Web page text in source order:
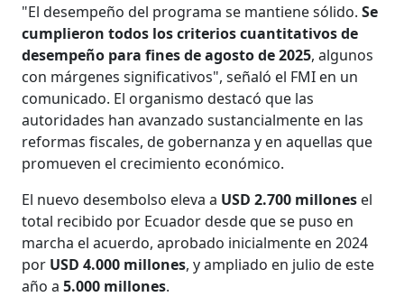
"El desempeño del programa se mantiene sólido. Se
cumplieron todos los criterios cuantitativos de
desempeño para fines de agosto de 2025, algunos
con márgenes significativos", señaló el FMI en un
comunicado. El organismo destacó que las
autoridades han avanzado sustancialmente en las
reformas fiscales, de gobernanza y en aquellas que
promueven el crecimiento económico.
El nuevo desembolso eleva a USD 2.700 millones el
total recibido por Ecuador desde que se puso en
marcha el acuerdo, aprobado inicialmente en 2024
por USD 4.000 millones, y ampliado en julio de este
año a5.000 millones.